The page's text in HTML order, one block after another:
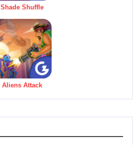
Shade Shuffle
Aliens Attack